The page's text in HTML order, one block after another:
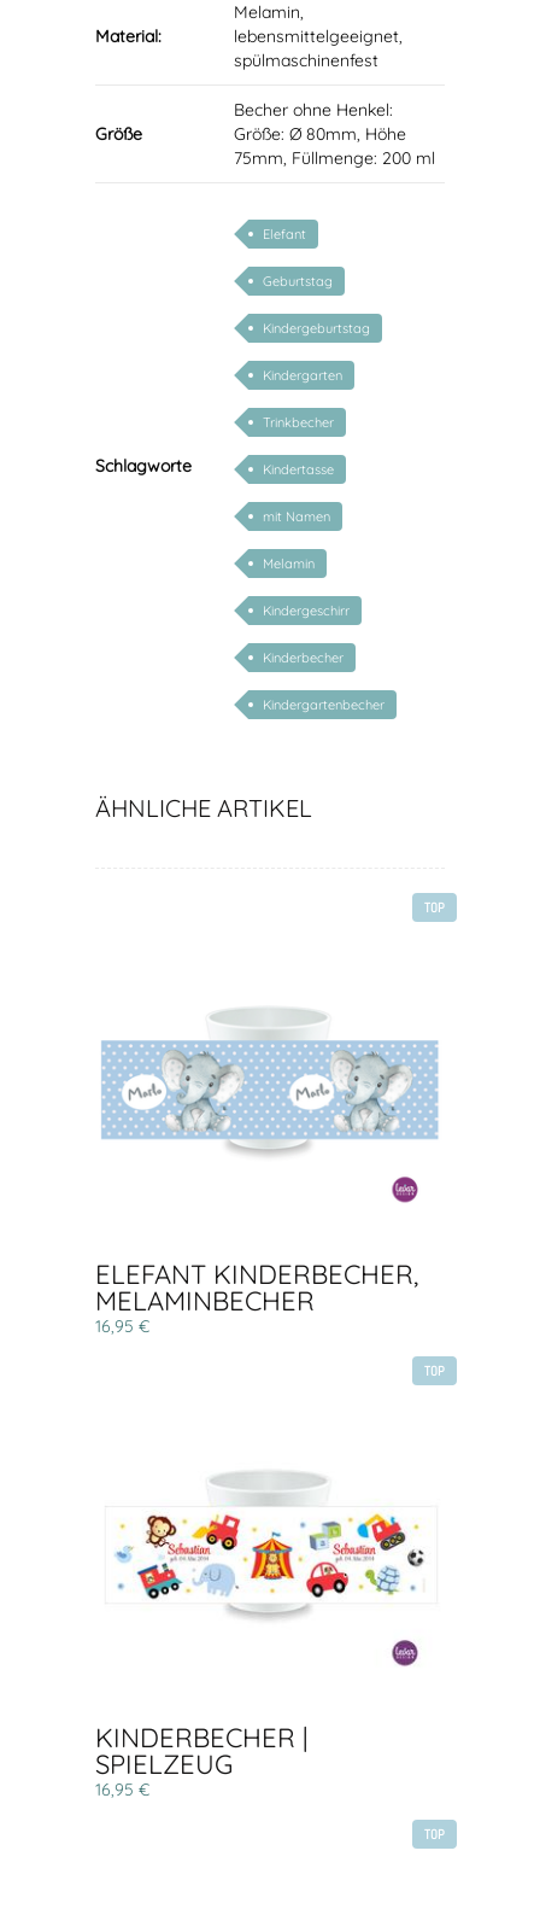
Material:
Melamin,
lebensmittelgeeignet,
spülmaschinenfest
Größe
Becher ohne Henkel:
Größe: Ø 80mm, Höhe
75mm, Füllmenge: 200 ml
Schlagworte
Elefant
Geburtstag
Kindergeburtstag
Kindergarten
Trinkbecher
Kindertasse
mit Namen
Melamin
Kindergeschirr
Kinderbecher
Kindergartenbecher
ÄHNLICHE ARTIKEL
TOP
ELEFANT KINDERBECHER,
MELAMINBECHER
16,95 €
TOP
KINDERBECHER |
SPIELZEUG
16,95 €
TOP